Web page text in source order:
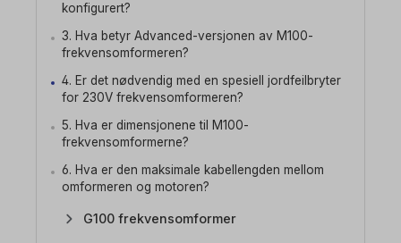
konfigurert?
3. Hva betyr Advanced-versjonen av M100-
frekvensomformeren?
4. Er det nødvendig med en spesiell jordfeilbryter
for 230V frekvensomformeren?
5. Hva er dimensjonene til M100-
frekvensomformerne?
6. Hva er den maksimale kabellengden mellom
omformeren og motoren?
G100 frekvensomformer